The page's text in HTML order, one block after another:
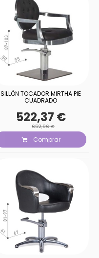
SILLÓN TOCADOR MIRTHA PIE
CUADRADO
522,37 €
652,96 €
Comprar